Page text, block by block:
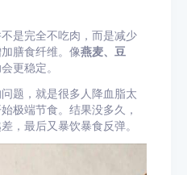
是完全不吃肉，而是减少
膳食纤维。像燕麦、豆
更稳定。
题，就是很多人降血脂太
极端节食。结果没多久，
，最后又暴饮暴食反弹。